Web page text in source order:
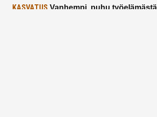
KASVATUS Vanhempi, puhu työelämästä